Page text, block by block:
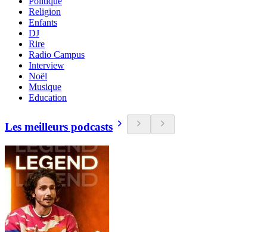
Religion
Enfants
DJ
Rire
Radio Campus
Interview
Noël
Musique
Education
Les meilleurs podcasts